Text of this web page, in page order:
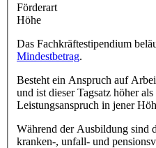
Förderart
Höhe
Das Fachkräftestipendium
Mindestbetrag.
Besteht ein Anspruch auf
und ist dieser Tagsatz höher
Leistungsanspruch in jener
Während der Ausbildung sind
kranken-, unfall- und